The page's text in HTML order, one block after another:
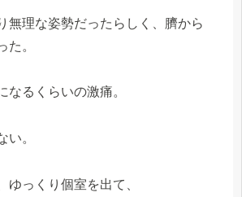
無理な姿勢だったらしく、臍から
た。
なるくらいの激痛。
い。
ゆっくり個室を出て、